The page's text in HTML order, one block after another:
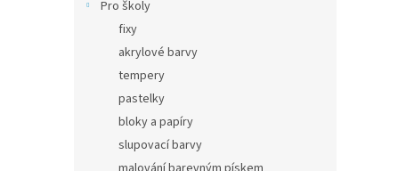
Pro školy
fixy
akrylové barvy
tempery
pastelky
bloky a papíry
slupovací barvy